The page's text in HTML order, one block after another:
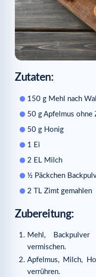
Ähnliche Artikel
Zutaten:
150 g Mehl nach
50 g Apfelmus ohne
50 g Honig
1 Ei
2 EL Milch
½ Päckchen
2 TL Zimt gemahlen
Zubereitung:
Mehl,
vermischen.
Apfelmus, Milch,
verrühren.